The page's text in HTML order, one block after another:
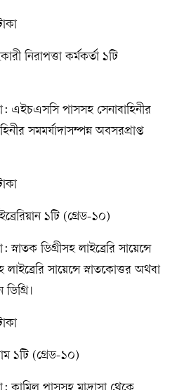
নিরাপত্তা কর্মকর্তা ১টি
এইচএসসি পাসসহ সেনাবাহিনীর
সমমর্যাদাসম্পন্ন অবসরপ্রাপ্ত
১টি (গ্রেড-১০)
ডিগ্রীসহ লাইব্রেরি সায়েন্সে
সায়েন্সে স্নাতকোত্তর অথবা
ডিগ্রি।
১টি (গ্রেড-১০)